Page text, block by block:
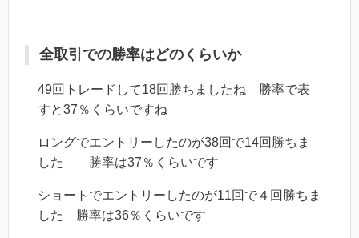
全取引での勝率はどのくらいか
49回トレードして18回勝ちましたね 勝率で表
すと37％くらいですね
ロングでエントリーしたのが38回で14回勝ちま
した 勝率は37％くらいです
ショートでエントリーしたのが11回で４回勝ちま
した 勝率は36％くらいです